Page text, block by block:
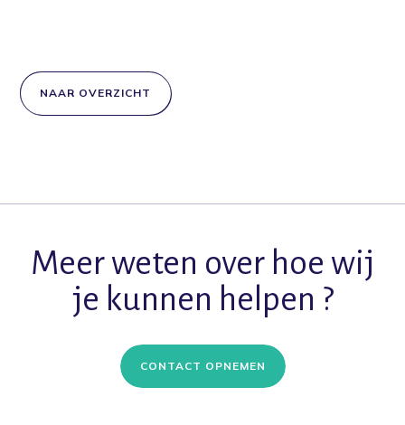
NAAR OVERZICHT
Meer weten over hoe wij
je kunnen helpen ?
CONTACT OPNEMEN